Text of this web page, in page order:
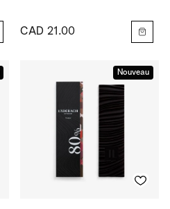
CAD 21.00
Nouveau